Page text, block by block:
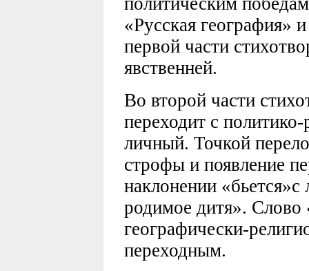
«Русская география»
первой части
явственней.
Во второй части
переходит с
личный. Точкой
строфы и появление
наклонении
родимое дитя». Слово
географически-
переходным.